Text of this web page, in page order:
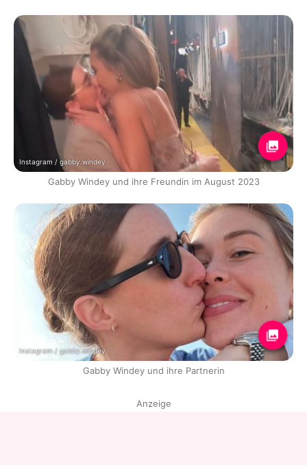
Instagram / gabby.windey
Gabby Windey und ihre Freundin im August 2023
Instagram / gabby.windey
Gabby Windey und ihre Partnerin
Anzeige